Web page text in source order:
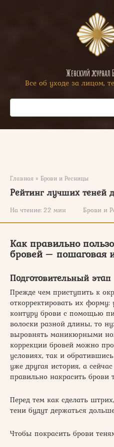
Женский журнал
Все об уходе за лицом,
Поиск:
Главная » Брови и Ресницы
Рейтинг лучших теней
На чтение: 22 мин Брови и
Как правильно
бровей – пошаговая
Подготовительный этап
Прежде чем приступить к
откорректировать их
контуру брови с помощью
волоски разной длины, то
выровнять маникюрными
коррекции бровей можно
условиях, так и
уже другая история, а
правильно накрасить брови
Перед тем как сделать
тени будут держаться
Чтобы покрасить брови